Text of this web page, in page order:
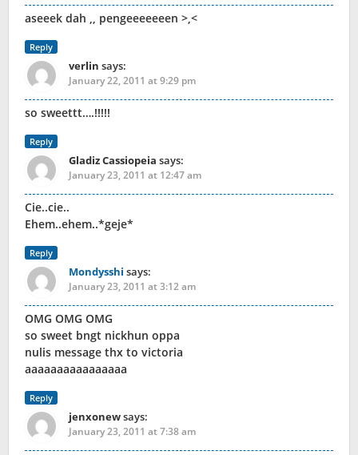
aseeek dah ,, pengeeeeeeen >,<
Reply
verlin says:
January 22, 2011 at 9:29 pm
so sweettt….!!!!!
Reply
Gladiz Cassiopeia says:
January 23, 2011 at 12:47 am
Cie..cie..
Ehem..ehem..*geje*
Reply
Mondysshi says:
January 23, 2011 at 3:12 am
OMG OMG OMG
so sweet bngt nickhun oppa
nulis message thx to victoria
aaaaaaaaaaaaaaaa
Reply
jenxonewsays:
January 23, 2011 at 7:38 am